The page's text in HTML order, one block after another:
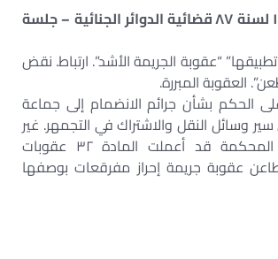
الطعن رقم ١٩٠٧ لسنة ٨٧ قضائية الدوائر الجنائية – جلسة
“عقوبة الجريمة الأشد”. ارتباط. نقض
العقوبة المبررة.
الحكم بشأن جرائم الانضمام إلى جماعة
وسائل النقل والاشتراك في التجمهر. غير
مجدٍ. ما دامت المحكمة قد أعملت المادة ٣٢ عقوبات
عقوبة جريمة إحراز مفرقعات بوصفها